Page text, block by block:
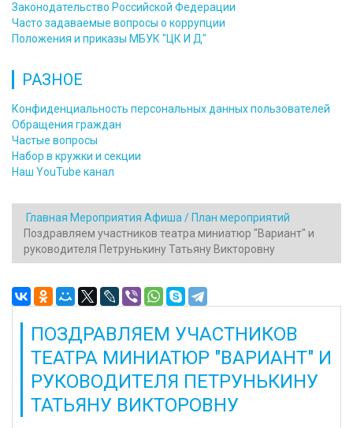
Законодательство Российской Федерации
Часто задаваемые вопросы о коррупции
Положения и приказы МБУК "ЦК И Д"
РАЗНОЕ
Конфиденциальность персональных данных пользователей
Обращения граждан
Частые вопросы
Набор в кружки и секции
Наш YouTube канал
Главная Мероприятия Афиша / План мероприятий
Поздравляем участников театра миниатюр "Вариант" и
руководителя Петрунькину Татьяну Викторовну
ПОЗДРАВЛЯЕМ УЧАСТНИКОВ
ТЕАТРА МИНИАТЮР "ВАРИАНТ" И
РУКОВОДИТЕЛЯ ПЕТРУНЬКИНУ
ТАТЬЯНУ ВИКТОРОВНУ